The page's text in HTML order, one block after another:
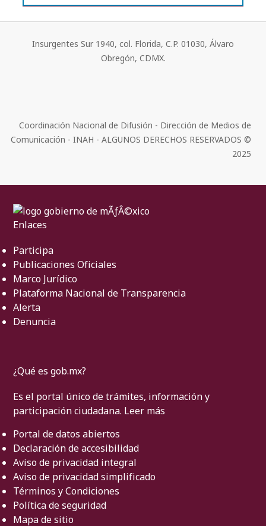
Insurgentes Sur 1940, col. Florida, C.P. 01030, Álvaro
Obregón, CDMX.
Coordinación Nacional de Difusión - Dirección de Medios de
Comunicación - INAH - ALGUNOS DERECHOS RESERVADOS ©
2025
Enlaces
Participa
Publicaciones Oficiales
Marco Jurídico
Plataforma Nacional de Transparencia
Alerta
Denuncia
¿Qué es gob.mx?
Es el portal único de trámites, información y
participación ciudadana. Leer más
Portal de datos abiertos
Declaración de accesibilidad
Aviso de privacidad integral
Aviso de privacidad simplificado
Términos y Condiciones
Política de seguridad
Mapa de sitio